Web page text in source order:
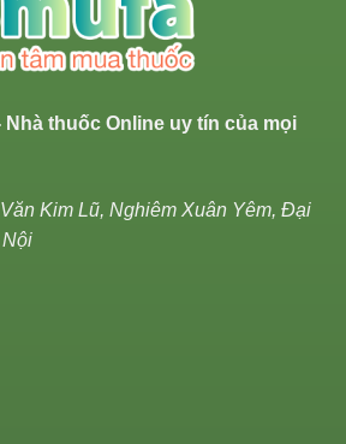
Nhà thuốc Online uy tín của mọi
Kim Lũ, Nghiêm Xuân Yêm, Đại